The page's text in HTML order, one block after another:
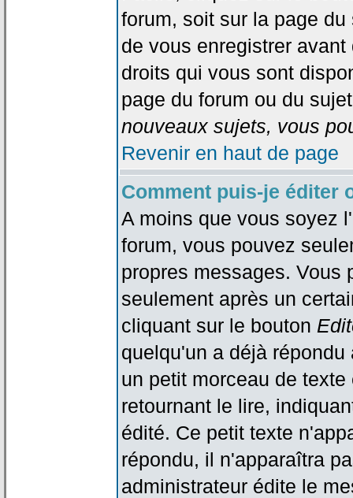
forum, soit sur la page
de vous enregistrer
droits qui vous sont
page du forum ou du
nouveaux sujets, vous
Revenir en haut de page
Comment puis-je éditer
A moins que vous soyez
forum, vous pouvez
propres messages. Vous
seulement après un
cliquant sur le bouton
quelqu'un a déjà
un petit morceau de
retournant le lire,
édité. Ce petit texte
répondu, il n'apparaîtra
administrateur édite le